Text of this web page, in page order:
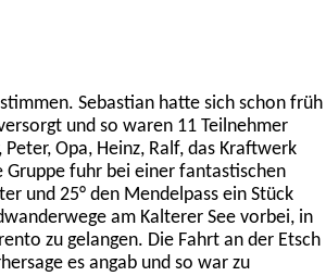
Sebastian hatte sich schon früh
und so waren 11 Teilnehmer
Opa, Heinz, Ralf, das Kraftwerk
Gruppe fuhr bei einer fantastischen
und 25° den Mendelpass ein Stück
am Kalterer See vorbei, in
zu gelangen. Die Fahrt an der Etsch
es angab und so war zu